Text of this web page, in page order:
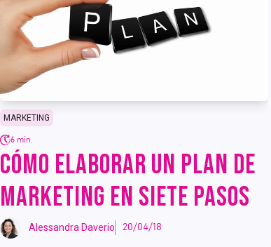
MARKETING
6 min.
CÓMO ELABORAR UN PLAN DE
MARKETING EN SIETE PASOS
Alessandra Daverio 20/04/18